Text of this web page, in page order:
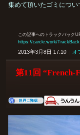
集めて頂いたゴミにつ
この記事へのトラックバック
https://carcle.work/
2013年3月8日 17:10 | オ
第11回 “French-